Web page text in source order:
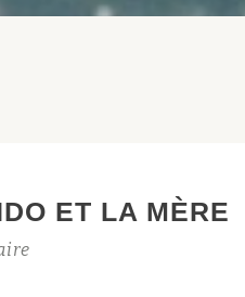
ET LA MÈRE